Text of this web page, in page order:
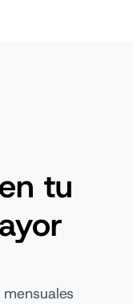
tu